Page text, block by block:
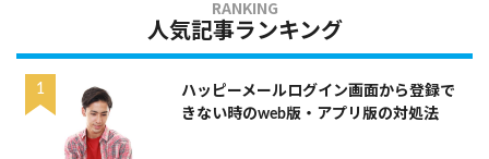
人気記事ランキング
ハッピーメールログイン画面から登録で
きない時のweb版・アプリ版の対処法